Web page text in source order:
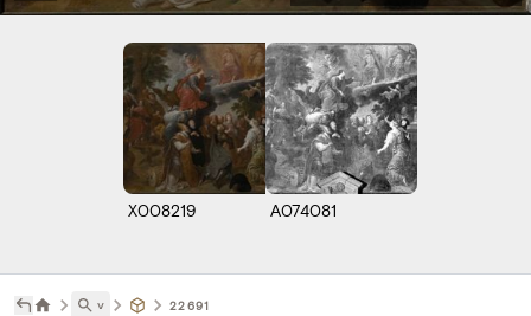
X008219 A074081
˅ 22691